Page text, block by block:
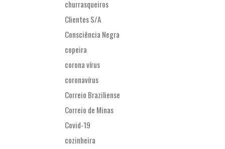
churrasqueiros
Clientes S/A
Consciência Negra
copeira
corona vírus
coronavírus
Correio Braziliense
Correio de Minas
Covid-19
cozinheira